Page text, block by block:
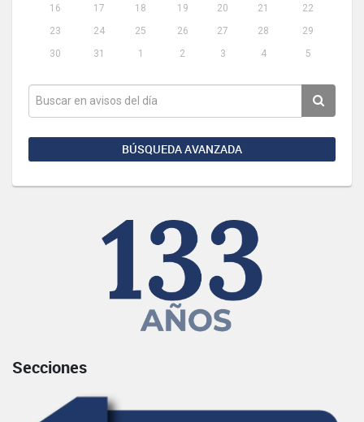
16
17 18 19 20 21
22
23
24 25 26 27 28
29
30
31 1 2 3 4 5
BÚSQUEDA AVANZADA
Secciones